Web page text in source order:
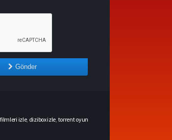
Gönder
izle, dizibox izle torrent oyun